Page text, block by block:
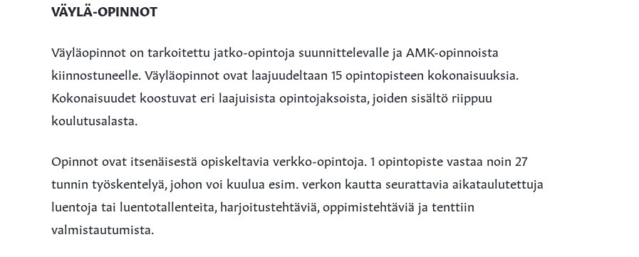
VÄYLÄ-OPINNOT
Väyläopinnot on tarkoitettu jatko-opintoja suunnittelevalle ja AMK-opinnoista
kiinnostuneelle. Väyläopinnot ovat laajuudeltaan 15 opintopisteen kokonaisuuksia.
Kokonaisuudet koostuvat eri laajuisista opintojaksoista, joiden sisältö riippuu
koulutusalasta.
Opinnot ovat itsenäisestä opiskeltavia verkko-opintoja. 1 opintopiste vastaa noin 27
tunnin työskentelyä, johon voi kuulua esim. verkon kautta seurattavia aikataulutettuja
luentoja tai luentotallenteita, harjoitustehtäviä, oppimistehtäviä ja tenttiin
valmistautumista.